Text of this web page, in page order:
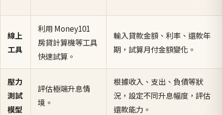
線上
工具
利用 Money101
房貸計算機等工具
快速試算。
輸入貸款金額、利率、還款年
期，試算月付金額變化。
壓力
測試
模型
評估極端升息情
境。
根據收入、支出、負債等狀
況，設定不同升息幅度，評估
還款能力。